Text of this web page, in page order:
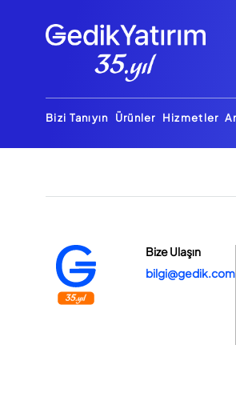
Bizi Tanıyın Ürünler Hizmetler
Bize Ulaşın
bilgi@gedik.com